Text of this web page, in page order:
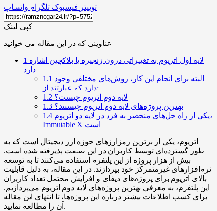
توییتر فیسبوک تلگرام واتساپ
کپی لینک
عناوینی که در این مقاله می خوانید
1
دارد
1.1
دارد که عبارتند از:
1.2 لایه دوم اتریوم چیست؟
1.3 بهترین پروژه‌های لایه دوم اتریوم چیستند؟
1.4
Immutable X است
اتریوم، یکی از برترین رمزارزهای حوزه ارز دیجیتال است که به
طور گسترده‌ای توسط کاربران در این صنعت پذیرفته شده است.
بیش از هزار پروژه از این پلتفرم استفاده می‌کنند تا به توسعه
نرم‌افزارهای غیرمتمرکز خود بپردازند. در این مقاله، به دلیل قابلیت
بالای اتریوم برای پروژه‌های دیفای و افزایش محتمل تعداد کاربران
این پلتفرم، به معرفی بهترین پروژه‌های لایه دوم اتریوم می‌پردازیم.
برای کسب اطلاعات بیشتر درباره این پروژه‌ها، تا انتهای این مقاله
آن را مطالعه نمایید.